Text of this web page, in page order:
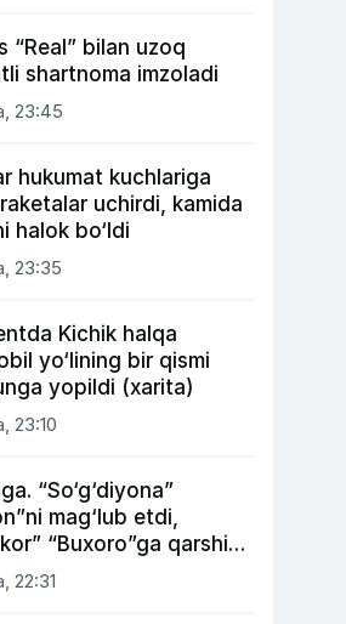
“Real” bilan uzoq
shartnoma imzoladi
23:45
hukumat kuchlariga
uchirdi, kamida
halok bo‘ldi
23:35
Kichik halqa
yo‘lining bir qismi
yopildi (xarita)
23:10
“So‘g‘diyona”
mag‘lub etdi,
“Buxoro”ga qarshi
g‘alabani qo‘ldan
22:31